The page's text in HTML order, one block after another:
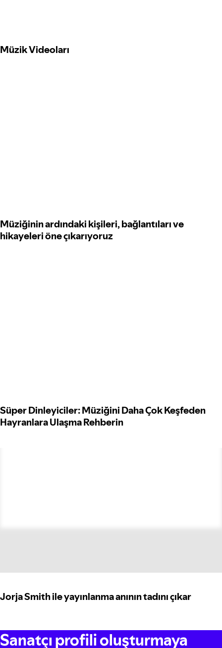
Müzik Videoları
Müziğinin ardındaki kişileri, bağlantıları ve
hikayeleri öne çıkarıyoruz
Süper Dinleyiciler: Müziğini Daha Çok Keşfeden
Hayranlara Ulaşma Rehberin
Jorja Smith ile yayınlanma anının tadını çıkar
Sanatçı profili oluşturmaya